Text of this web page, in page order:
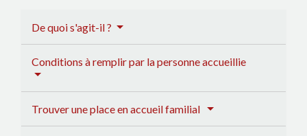
De quoi s'agit-il ?
Conditions à remplir par la personne accueillie
Trouver une place en accueil familial